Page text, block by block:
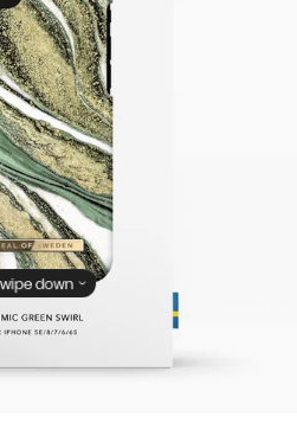
Swipe down